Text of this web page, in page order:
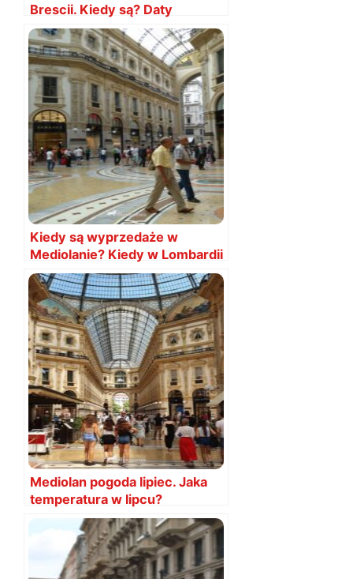
Brescii. Kiedy są? Daty
Kiedy są wyprzedaże w
Mediolanie? Kiedy w Lombardii
2025
Mediolan pogoda lipiec. Jaka
temperatura w lipcu?